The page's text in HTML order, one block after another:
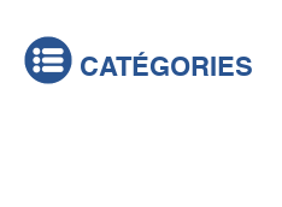
CATÉGORIES